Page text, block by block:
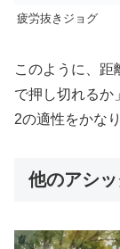
疲労抜きジョグ
このように、距
で押し切れるか
2の適性をかな
他のアシ